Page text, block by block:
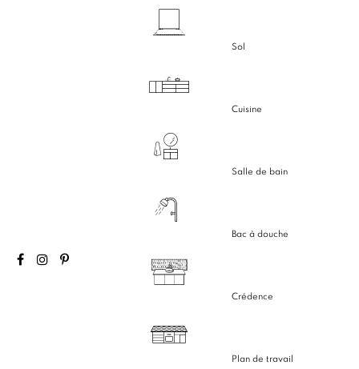
Sol
Cuisine
Salle de bain
Bac à douche
Crédence
Plan de travail